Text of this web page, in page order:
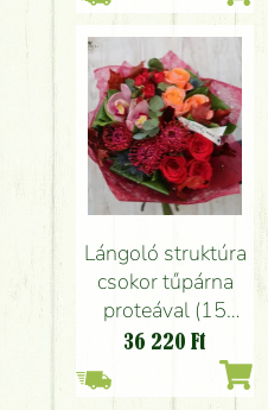
Lángoló struktúra
csokor tűpárna
proteával (15
szál)
36 220 Ft